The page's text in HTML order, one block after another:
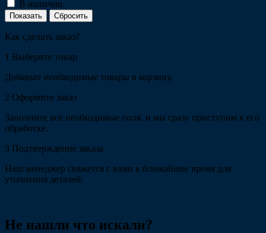
В наличии
Сбросить
Как сделать заказ?
1 Выберите товар
Добавьте необходимые товары в корзину.
2 Оформите заказ
Заполните все необходимые поля, и мы сразу приступим к его
обработке.
3 Подтверждение заказа
Наш менеджер свяжется с вами в ближайшее время для
уточнения деталей.
Не нашли что искали?